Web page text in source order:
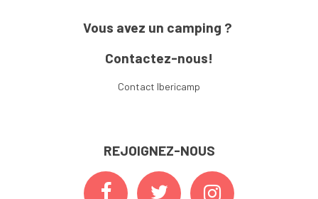
Vous avez un camping ?
Contactez-nous!
Contact Ibericamp
REJOIGNEZ-NOUS